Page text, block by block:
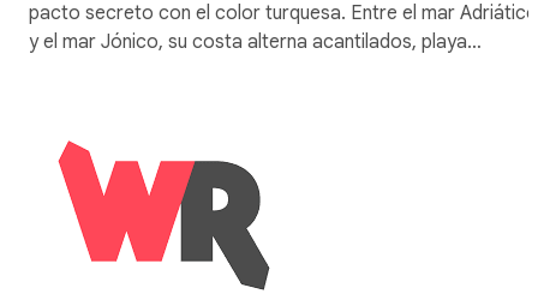
pacto secreto con el color turquesa. Entre el mar Adriático
y el mar Jónico, su costa alterna acantilados, playa…